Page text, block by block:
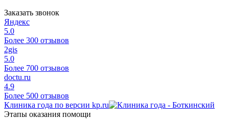
Заказать звонок
Яндекс
5.0
Более 300 отзывов
2gis
5.0
Более 700 отзывов
doctu.ru
4.9
Более 500 отзывов
Клиника года по версии kp.ru
Этапы оказания помощи